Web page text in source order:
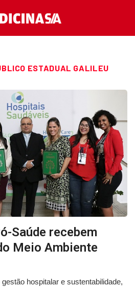
ESTADUAL GALILEU
Saúde recebem
Meio Ambiente
hospitalar e sustentabilidade,